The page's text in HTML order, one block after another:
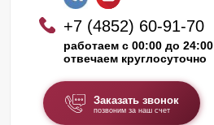
+7 (4852) 60-91-70
работаем с 00:00 до 24:00
отвечаем круглосуточно
Заказать звонок
позвоним за наш счет